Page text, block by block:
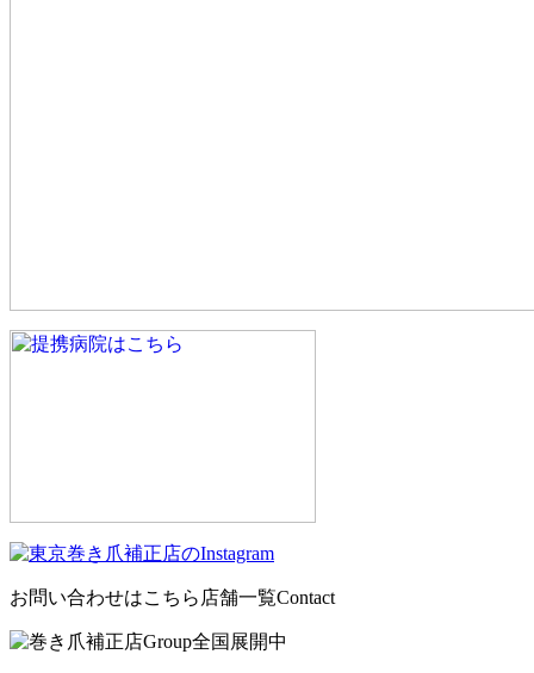
お問い合わせはこちら 店舗一覧Contact